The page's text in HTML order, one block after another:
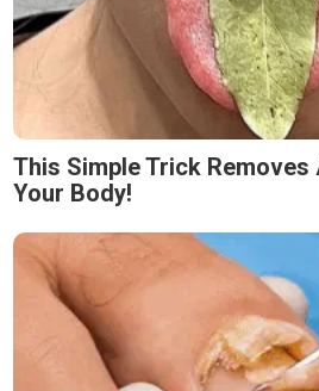
This Simple Trick
Your Body!